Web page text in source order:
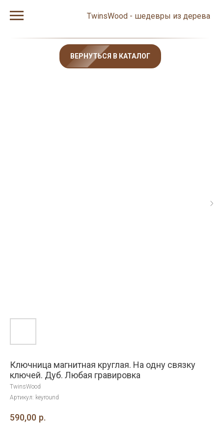
TwinsWood - шедевры из дерева
ВЕРНУТЬСЯ В КАТАЛОГ
Ключница магнитная круглая. На одну связку
ключей. Дуб. Любая гравировка
TwinsWood
Артикул: keyround
590,00 р.